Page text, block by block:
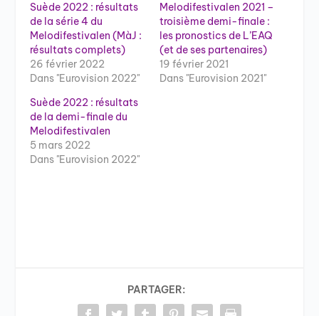
Suède 2022 : résultats
de la série 4 du
Melodifestivalen (MàJ :
résultats complets)
26 février 2022
Dans "Eurovision 2022"
Melodifestivalen 2021 –
troisième demi-finale :
les pronostics de L’EAQ
(et de ses partenaires)
19 février 2021
Dans "Eurovision 2021"
Suède 2022 : résultats
de la demi-finale du
Melodifestivalen
5 mars 2022
Dans "Eurovision 2022"
PARTAGER: